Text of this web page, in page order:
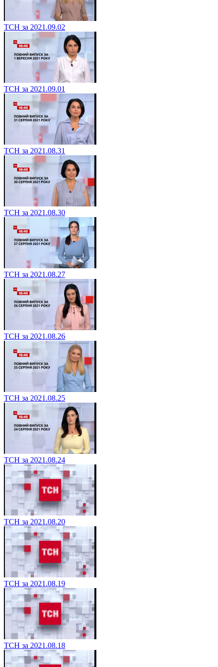
ТСН за 2021.09.02
ТСН за 2021.09.01
ТСН за 2021.08.31
ТСН за 2021.08.30
ТСН за 2021.08.27
ТСН за 2021.08.26
ТСН за 2021.08.25
ТСН за 2021.08.24
ТСН за 2021.08.20
ТСН за 2021.08.19
ТСН за 2021.08.18